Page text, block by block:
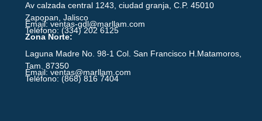
Av calzada central 1243, ciudad granja, C.P. 45010
Zapopan, Jalisco
Email: ventas-gdl@marllam.com
Teléfono: (334) 202 6125
Zona Norte:
Laguna Madre No. 98-1 Col. San Francisco H.Matamoros,
Tam. 87350
Email: ventas@marllam.com
Teléfono: (868) 816 7404